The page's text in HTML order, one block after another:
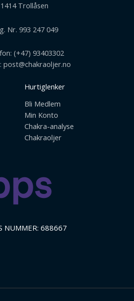
1414 Trollåsen
Nr. 993 247 049
(+47) 93403302
post@chakraoljer.no
Hurtiglenker
Bli Medlem
Min Konto
Chakra-analyse
Chakraoljer
NUMMER: 688667